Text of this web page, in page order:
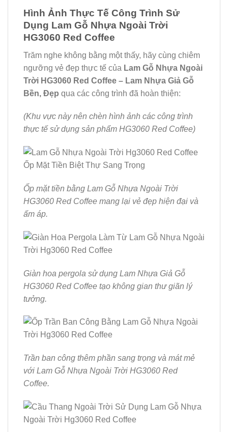
Hình Ảnh Thực Tế Công Trình Sử
Dụng Lam Gỗ Nhựa Ngoài Trời
HG3060 Red Coffee
Trăm nghe không bằng một thấy, hãy cùng chiêm
ngưỡng vẻ đẹp thực tế của Lam Gỗ Nhựa Ngoài
Trời HG3060 Red Coffee – Lam Nhựa Giả Gỗ
Bền, Đẹp qua các công trình đã hoàn thiện:
(Khu vực này nên chèn hình ảnh các công trình
thực tế sử dụng sản phẩm HG3060 Red Coffee)
Ốp mặt tiền bằng Lam Gỗ Nhựa Ngoài Trời
HG3060 Red Coffee mang lại vẻ đẹp hiện đại và
ấm áp.
Giàn hoa pergola sử dụng Lam Nhựa Giả Gỗ
HG3060 Red Coffee tạo không gian thư giãn lý
tưởng.
Trần ban công thêm phần sang trọng và mát mẻ
với Lam Gỗ Nhựa Ngoài Trời HG3060 Red
Coffee.